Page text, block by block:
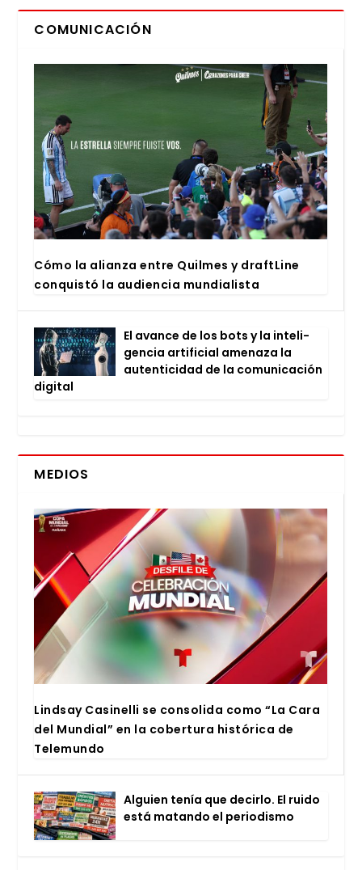
COMUNICACIÓN
Cómo la alian­za entre Quil­mes y draftLi­ne
con­quis­tó la audien­cia mun­dia­lis­ta
El avan­ce de los bots y la inte­li­
gen­cia arti­fi­cial ame­na­za la
auten­ti­ci­dad de la comu­ni­ca­ción
digi­tal
MEDIOS
Lind­say Casi­ne­lli se con­so­li­da como “La Cara
del Mun­dial” en la cober­tu­ra his­tó­ri­ca de
Tele­mun­do
Alguien tenía que decir­lo. El rui­do
está matan­do el perio­dis­mo